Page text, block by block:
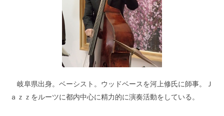
岐阜県出身。ベーシスト。ウッドベースを河上修氏に師事。Ｊ
ａｚｚをルーツに都内中心に精力的に演奏活動をしている。